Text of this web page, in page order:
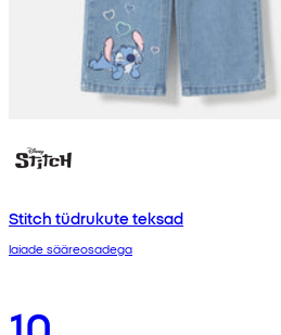
Stitch tüdrukute teksad
laiade sääreosadega